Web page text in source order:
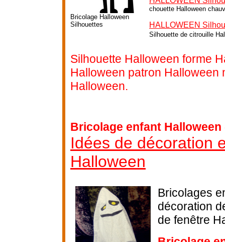
Bricolage Halloween
Silhouettes
chouette Halloween
HALLOWEEN
Silhouette de citrouille
Silhouette Halloween forme
Halloween patron Halloween
Halloween.
Bricolage enfant
Idées de décoration
Halloween
Bricolages
décoration
de fenêtre